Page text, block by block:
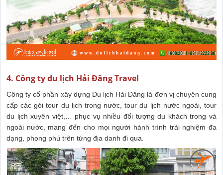
4. Công ty du lịch Hải Đăng Travel
Công ty cổ phần xây dựng Du lịch Hải Đăng là đơn vị chuyên cung
cấp các gói tour du lịch trong nước, tour du lịch nước ngoài, tour
du lịch xuyên việt,… phục vụ nhiều đối tượng du khách trong và
ngoài nước, mang đến cho mọi người hành trình trải nghiệm đa
dạng, phong phú trên từng địa danh đi qua.